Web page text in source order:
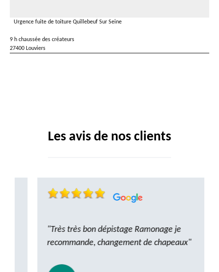
Urgence fuite de toiture Quillebeuf Sur Seine
9 h chaussée des créateurs
27400 Louviers
Les avis de nos clients
"Très très bon dépistage Ramonage je
recommande, changement de chapeaux"